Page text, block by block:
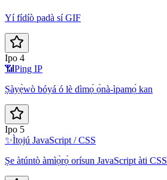
Yí fídíò padà sí GIF
Ipo 4
📶 Ping IP
Ṣàyẹ̀wò bóyá ó lè dìmọ́ ọ̀nà-ìpamọ́ kan
Ipo 5
✨Ìtọjú JavaScript / CSS
Ṣe àtúntò àmìọ̀rọ̀ orísun JavaScript àti CSS